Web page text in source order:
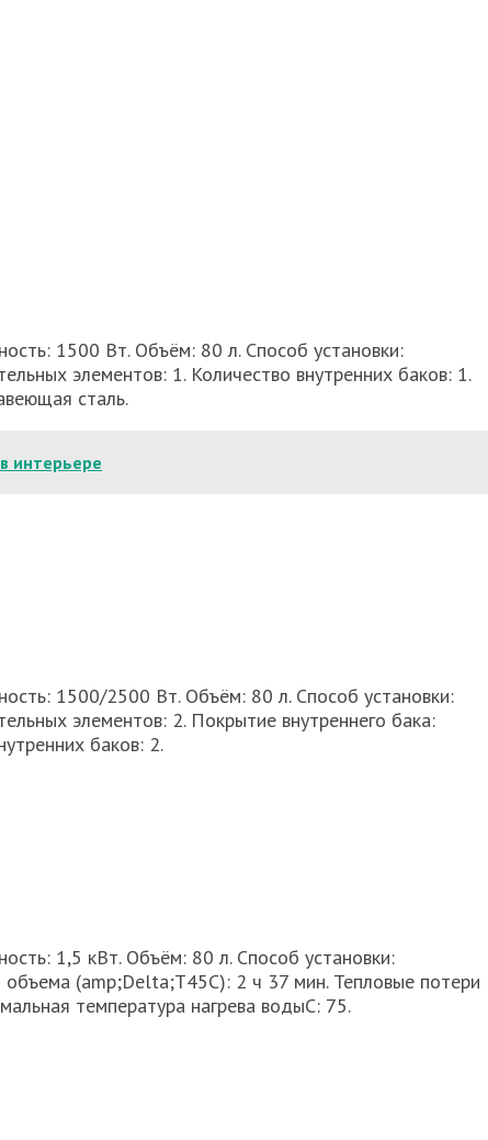
1500 Вт. Объём: 80 л. Способ установки:
элементов: 1. Количество внутренних баков: 1.
сталь.
интерьере
1500/2500 Вт. Объём: 80 л. Способ установки:
элементов: 2. Покрытие внутреннего бака:
баков: 2.
1,5 кВт. Объём: 80 л. Способ установки:
объема (amp;Delta;T45С): 2 ч 37 мин. Тепловые потери
температура нагрева водыС: 75.